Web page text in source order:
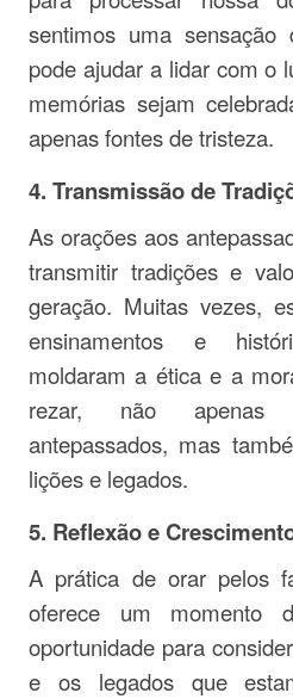
sentimos uma
pode ajudar a lidar com o
memórias sejam
apenas fontes de tristeza.
4. Transmissão de
As orações aos
transmitir tradições e
geração. Muitas vezes,
ensinamentos e
moldaram a ética e a
rezar, não apenas
antepassados, mas
lições e legados.
5. Reflexão e
A prática de orar pelos
oferece um momento
oportunidade para
e os legados que